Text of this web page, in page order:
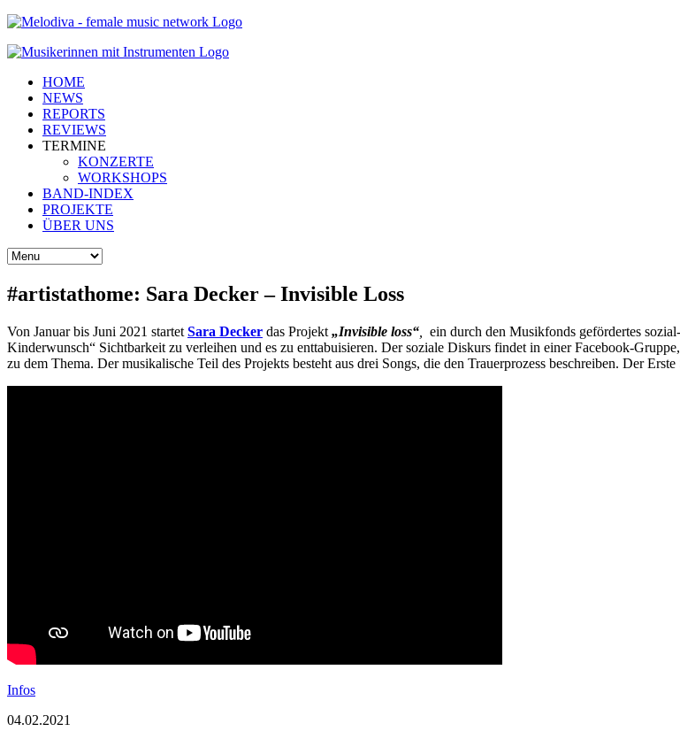
HOME
NEWS
REPORTS
REVIEWS
TERMINE
KONZERTE
WORKSHOPS
BAND-INDEX
PROJEKTE
ÜBER UNS
#artistathome: Sara Decker – Invisible Loss
Von Januar bis Juni 2021 startet Sara Decker das Projekt „Invisible loss“
ein durch den Musikfonds gefördertes
Kinderwunsch“ Sichtbarkeit zu verleihen und es zu enttabuisieren. Der soziale Diskurs findet in einer Facebook-
zu dem Thema. Der musikalische Teil des Projekts besteht aus drei Songs, die den Trauerprozess beschreiben. Der
Infos
04.02.2021